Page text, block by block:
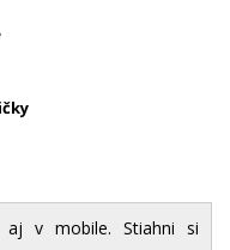
aj v mobile. Stiahni si